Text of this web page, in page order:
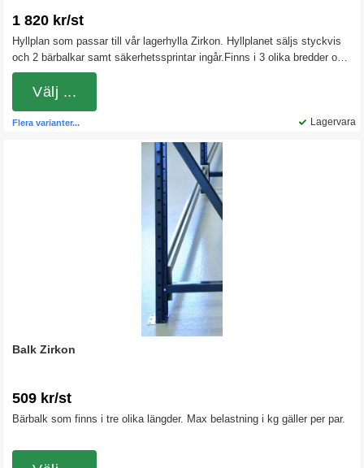
1 820 kr/st
Hyllplan som passar till vår lagerhylla Zirkon. Hyllplanet säljs styckvis
och 2 bärbalkar samt säkerhetssprintar ingår.Finns i 3 olika bredder och
2 olika djup.
Lagervara
Flera varianter...
Välj ...
Balk Zirkon
509 kr/st
Bärbalk som finns i tre olika längder. Max belastning i kg gäller per par.